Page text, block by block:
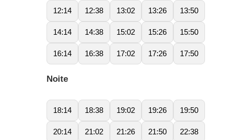
12:14 12:38 13:02 13:26 13:50
14:14 14:38 15:02 15:26 15:50
16:14 16:38 17:02 17:26 17:50
Noite
18:14 18:38 19:02 19:26 19:50
20:14 21:02 21:26 21:50 22:38